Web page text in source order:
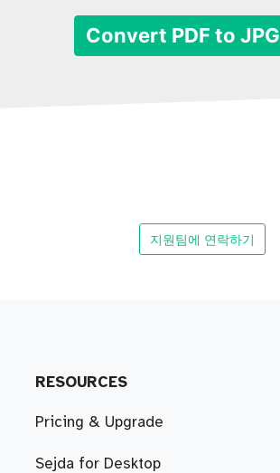
Convert PDF to JPG
지원팀에 연락하기
RESOURCES
Pricing & Upgrade
Sejda for Desktop